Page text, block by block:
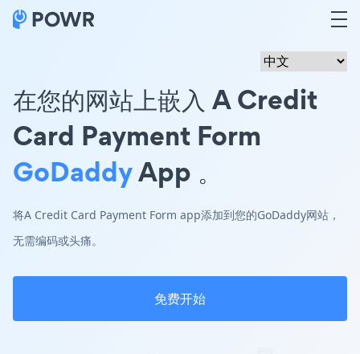
在您的网站上嵌入 A Credit
Card Payment Form
GoDaddyApp 。
将A Credit Card Payment Form app添加到您的GoDaddy网站，
无需编码或头痛。
免费开始